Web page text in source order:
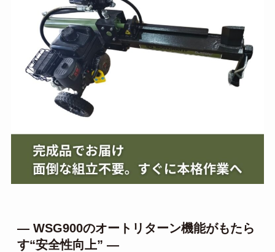
― WSG900のオートリターン機能がもたら
す“安全性向上” ―